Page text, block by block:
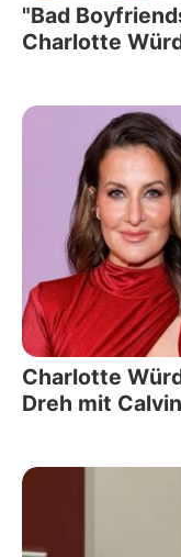
"Bad
Charlotte
Charlotte
Dreh mit Calvin